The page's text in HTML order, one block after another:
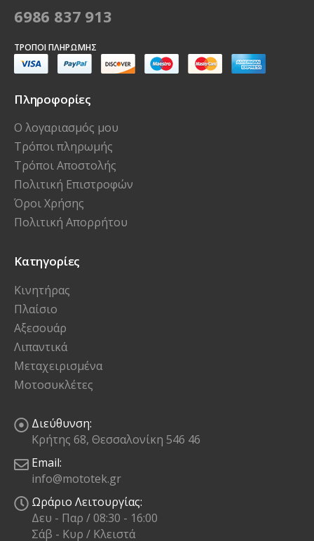
6986 837 913
ΤΡΌΠΟΙ ΠΛΗΡΩΜΉΣ
Πληροφορίες
Ο λογαριασμός μου
Τρόποι πληρωμής
Τρόποι Αποστολής
Πολιτική Επιστροφών
Όροι Χρήσης
Πολιτική Απορρήτου
Κατηγορίες
Κινητήρας
Πλαίσιο
Αξεσουάρ
Λιπαντικά
Μεταχειρισμένα
Μοτοσυκλέτες
Διεύθυνση:
Κρήτης 68, Θεσσαλονίκη 546 46
Email:
info@mototek.gr
Ωράριο Λειτουργίας:
Δευ - Παρ / 08:30 - 16:00
Σάβ - Κυρ / Κλειστά